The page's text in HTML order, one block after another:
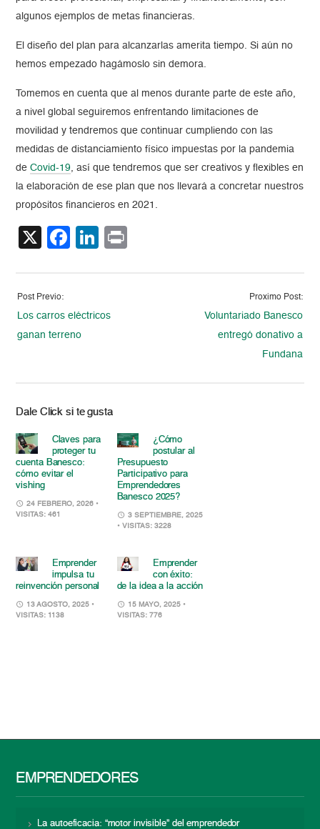
algunos ejemplos de metas financieras.
El diseño del plan para alcanzarlas amerita tiempo. Si aún no
hemos empezado hagámoslo sin demora.
Tomemos en cuenta que al menos durante parte de este año,
a nivel global seguiremos enfrentando limitaciones de
movilidad y tendremos que continuar cumpliendo con las
medidas de distanciamiento físico impuestas por la pandemia
deCovid-19, así que tendremos que ser creativos y flexibles en
la elaboración de ese plan que nos llevará a concretar nuestros
propósitos financieros en 2021.
X Facebook
LinkedIn
Post Previo:
Los carros eléctricos
ganan terreno
Proximo Post:
Voluntariado Banesco
entregó donativo a
Fundana
Dale Click si te gusta
Claves para
proteger tu
cuenta Banesco:
cómo evitar el
vishing
24 FEBRERO, 2026 •
VISITAS: 461
¿Cómo
postular al
Presupuesto
Participativo para
Emprendedores
Banesco 2025?
3 SEPTIEMBRE, 2025
• VISITAS: 3228
Emprender
impulsa tu
reinvención personal
13 AGOSTO, 2025 •
VISITAS: 1138
Emprender
con éxito:
de la idea a la acción
15 MAYO, 2025 •
VISITAS: 776
EMPRENDEDORES
La autoeficacia: “motor invisible” del emprendedor